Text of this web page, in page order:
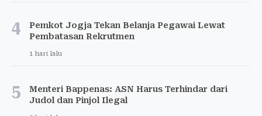
4
Pemkot Jogja Tekan Belanja Pegawai Lewat
Pembatasan Rekrutmen
1 hari lalu
5
Menteri Bappenas: ASN Harus Terhindar dari
Judol dan Pinjol Ilegal